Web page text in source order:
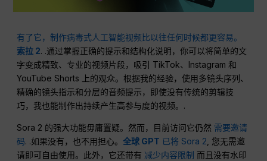
有了它，制作病毒式人工智能视频比以往任何时候都更容易。
索拉 2. .通过掌握正确的提示和结构化说明，你可以将简单的文
字变成精致、专业的视频片段，吸引 TikTok、Instagram 和
YouTube Shorts 上的观众。根据我的经验，使用多镜头序列、
精确的镜头指示和分层的音频提示，即使没有传统的剪辑技
巧，我也能制作出持续产生高参与度的视频。.
Sora 2 的强大功能毋庸置疑。然而，目前访问它仍然 需要邀请
码. .如果没有，也不用担心。全球 GPT 已将 Sora 2 , 您无需邀
请即可自由使用。此外，它还带有 减少内容限制 而且没有水印